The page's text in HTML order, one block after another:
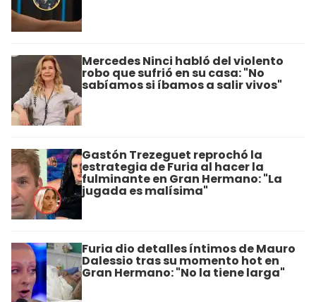
Mercedes Ninci habló del violento
robo que sufrió en su casa: "No
sabíamos si íbamos a salir vivos"
Gastón Trezeguet reprochó la
estrategia de Furia al hacer la
fulminante en Gran Hermano: "La
jugada es malísima"
Furia dio detalles íntimos de Mauro
Dalessio tras su momento hot en
Gran Hermano: "No la tiene larga"